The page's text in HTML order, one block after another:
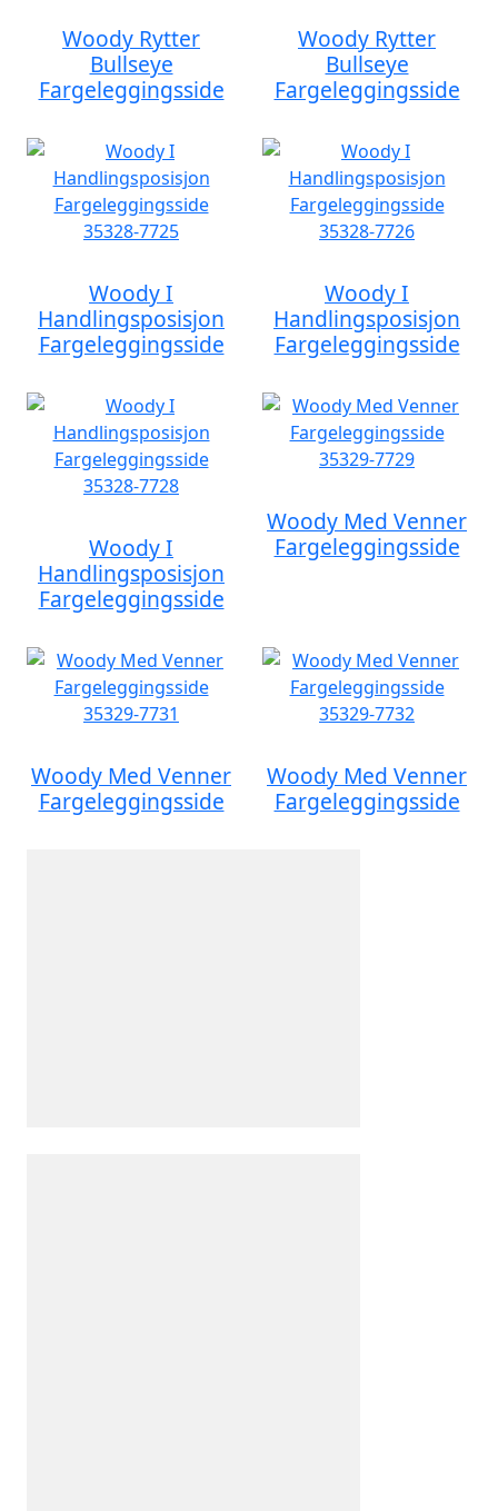
Woody Rytter
Bullseye
Fargeleggingsside
Woody Rytter
Bullseye
Fargeleggingsside
Woody I
Handlingsposisjon
Fargeleggingsside
Woody I
Handlingsposisjon
Fargeleggingsside
Woody I
Handlingsposisjon
Fargeleggingsside
Woody Med Venner
Fargeleggingsside
Woody Med Venner
Fargeleggingsside
Woody Med Venner
Fargeleggingsside